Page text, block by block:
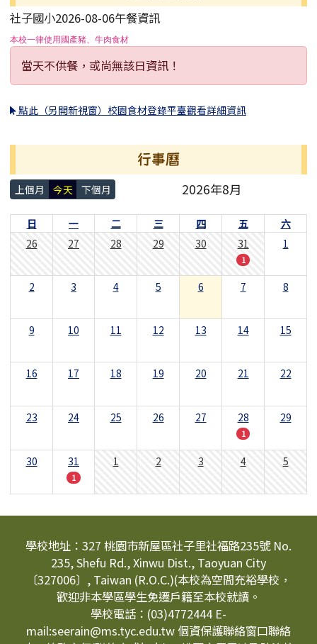
社子國小2026-08-06午餐資訊
本校一律使用國產豬、牛肉食材
當天不供餐，或尚無該日資訊！
點此（另開新視窗）校園食材登錄平臺觀看詳細資訊
行事曆
上個月 今天 下個月 2026年8月
日 一 二 三 四 五
六
26
27 28 29 30 31
1
1
2 3 4 5 6 7 8
9 10 11 12 13 14 15
16 17 18 19 20 21 22
23 24 25 26 27 28
1
29
30 31
1
1 2 3 4 5
頁尾區域內容
學校地址：327 桃園市新屋區社子里社福路235號 No.
235, Shefu Rd., Xinwu Dist., Taoyuan City
〔327006〕, Taiwan (R.O.C.)(本校為空間充裕學校，
歡迎非本學區學生免遷戶籍至本校就讀。
學校電話：(03)4772444 E-
mail:seerain@ms.tyc.edu.tw 個資保護聯絡窗口聯絡